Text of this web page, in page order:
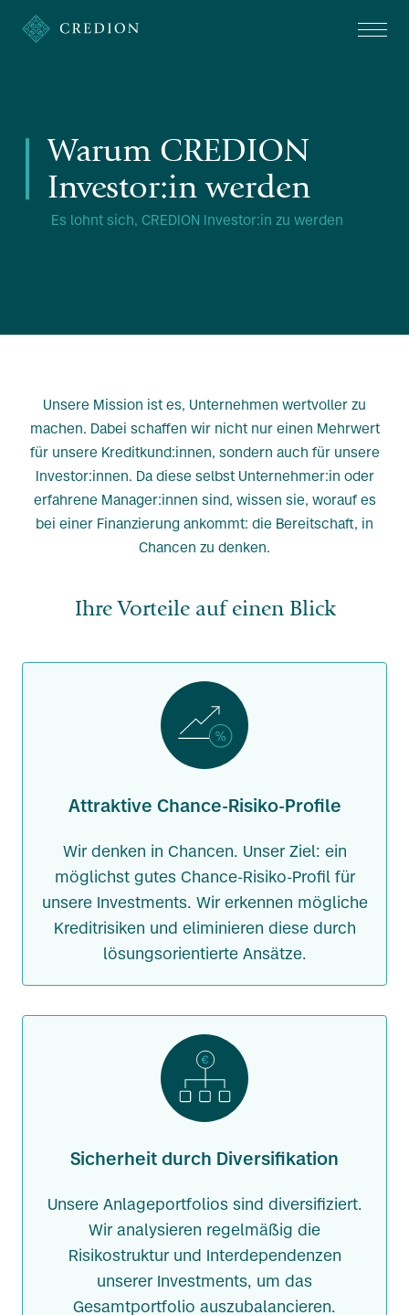
Es lohnt sich, CREDION Investor:in zu werden
Warum CREDION
Investor:in werden
Unsere Mission ist es, Unternehmen wertvoller zu
machen. Dabei schaffen wir nicht nur einen Mehrwert
für unsere Kreditkund:innen, sondern auch für unsere
Investor:innen. Da diese selbst Unternehmer:in oder
erfahrene Manager:innen sind, wissen sie, worauf es
bei einer Finanzierung ankommt: die Bereitschaft, in
Chancen zu denken.
Ihre Vorteile auf einen Blick
Attraktive Chance-Risiko-Profile
Wir denken in Chancen. Unser Ziel: ein
möglichst gutes Chance-Risiko-Profil für
unsere Investments. Wir erkennen mögliche
Kreditrisiken und eliminieren diese durch
lösungsorientierte Ansätze.
Sicherheit durch Diversifikation
Unsere Anlageportfolios sind diversifiziert.
Wir analysieren regelmäßig die
Risikostruktur und Interdependenzen
unserer Investments, um das
Gesamtportfolio auszubalancieren.